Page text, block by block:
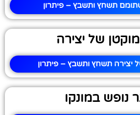
תשחץ ותשבץ – פיתרון
של יצירה
יצירה תשחץ ותשבץ – פיתרון
נופש במונקו